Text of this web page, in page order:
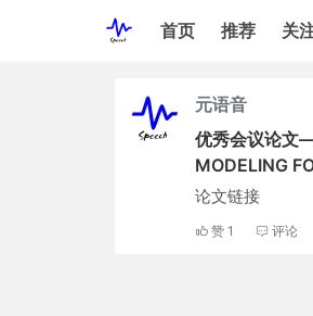
首页 推荐 关
元语音
优秀会议论文
MODELING
论文链接
赞 1 评论